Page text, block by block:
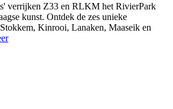
verrijken Z33 en RLKM het RivierPark
kunst. Ontdek de zes unieke
Kinrooi, Lanaken, Maaseik en